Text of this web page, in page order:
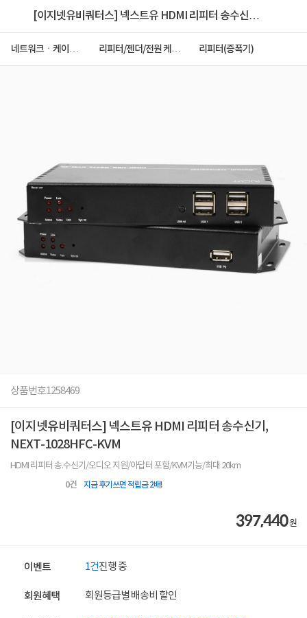
[이지넷유비쿼터스] 넥스트유 HDMI 리피터 송수신기,
네트워크ㆍ케이블
리피터/젠더/전원 케이
리피터(증폭기)
상품번호1258469
[이지넷유비쿼터스] 넥스트유 HDMI 리피터 송수신기,
NEXT-1028HFC-KVM
HDMI 리피터 송.수신기/오디오 지원/아답터 포함/KVM기능/최대 20km
0건 지금 후기쓰면 적립금 2배!
397,440원
이벤트 1건진행 중
회원혜택 회원등급별 배송비 할인